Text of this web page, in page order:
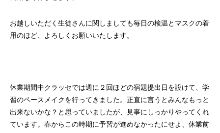
お越しいただく生徒さんに関しましても毎日の検温とマスクの着
用のほど、よろしくお願いいたします。
休業期間中クラッセでは週に２回ほどの宿題提出日を設けて、学
習のペースメイクを行ってきました。正直に言うとみんなもっと
出来ないかな？と思っていましたが、見事にしっかりやってくれ
ています。春からこの時期に予習が進めなかったにせよ、休業前